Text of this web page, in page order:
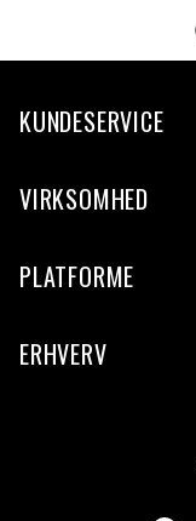
KUNDESERVICE
VIRKSOMHED
PLATFORME
ERHVERV